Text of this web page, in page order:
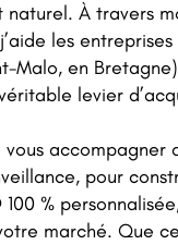
naturel. À travers
les
Malo, en
levier
vous accompagner
pour
100 %
marché. Que